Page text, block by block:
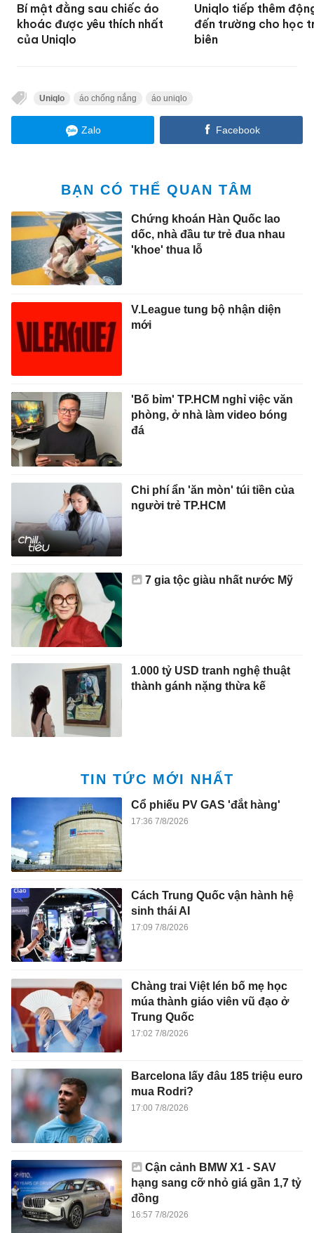
Bí mật đằng sau chiếc áo
khoác được yêu thích nhất
của Uniqlo
Uniqlo tiếp thêm
đến trường cho học
biên
Uniqlo áo chống nắng áo uniqlo
Zalo Facebook
BẠN CÓ THỂ QUAN TÂM
Chứng khoán Hàn Quốc lao
dốc, nhà đầu tư trẻ đua nhau
'khoe' thua lỗ
V.League tung bộ nhận diện
mới
'Bố bỉm' TP.HCM nghỉ việc văn
phòng, ở nhà làm video bóng
đá
Chi phí ẩn 'ăn mòn' túi tiền của
người trẻ TP.HCM
7 gia tộc giàu nhất nước Mỹ
1.000 tỷ USD tranh nghệ thuật
thành gánh nặng thừa kế
TIN TỨC MỚI NHẤT
Cổ phiếu PV GAS 'đắt hàng'
17:36 7/8/2026
Cách Trung Quốc vận hành hệ
sinh thái AI
17:09 7/8/2026
Chàng trai Việt lén bố mẹ học
múa thành giáo viên vũ đạo ở
Trung Quốc
17:02 7/8/2026
Barcelona lấy đâu 185 triệu euro
mua Rodri?
17:00 7/8/2026
Cận cảnh BMW X1 - SAV
hạng sang cỡ nhỏ giá gần 1,7 tỷ
đồng
16:57 7/8/2026